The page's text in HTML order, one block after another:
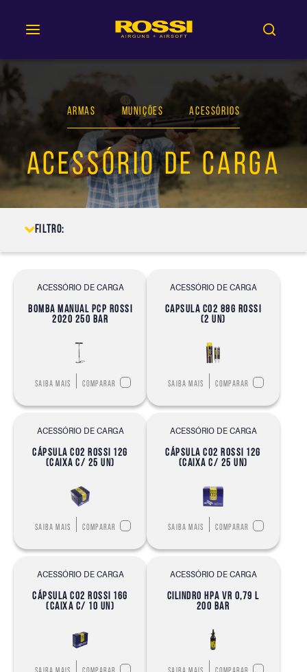
ARMAS MUNIÇÕES ACESSÓRIOS
ACESSÓRIO DE CARGA
Filtro:
ACESSÓRIO DE CARGA
BOMBA MANUAL PCP ROSSI
2020 250 BAR
Saiba mais Comparar
ACESSÓRIO DE CARGA
CAPSULA CO2 88G ROSSI
(2 UN)
Saiba mais Comparar
ACESSÓRIO DE CARGA
CÁPSULA CO2 ROSSI 12G
(CAIXA C/ 25 UN)
Saiba mais Comparar
ACESSÓRIO DE CARGA
CÁPSULA CO2 ROSSI 12G
(CAIXA C/ 25 UN)
Saiba mais Comparar
ACESSÓRIO DE CARGA
CÁPSULA CO2 ROSSI 16G
(CAIXA C/ 10 UN)
ACESSÓRIO DE CARGA
CILINDRO HPA VR 0,79 L
200 BAR